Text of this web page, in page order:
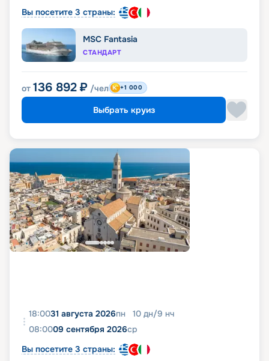
Вы посетите 3 страны:
MSC Fantasia
СТАНДАРТ
от 136 892 ₽ /чел +1 000
Выбрать круиз
18:0031 августа 2026пн 10 дн/9 нч
08:0009 сентября 2026ср
Вы посетите 3 страны: